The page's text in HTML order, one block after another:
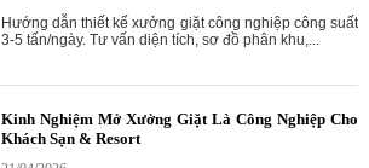
Hướng dẫn thiết kế xưởng giặt công nghiệp công suất
3-5 tấn/ngày. Tư vấn diện tích, sơ đồ phân khu,...
Kinh Nghiệm Mở Xưởng Giặt Là Công Nghiệp Cho
Khách Sạn & Resort